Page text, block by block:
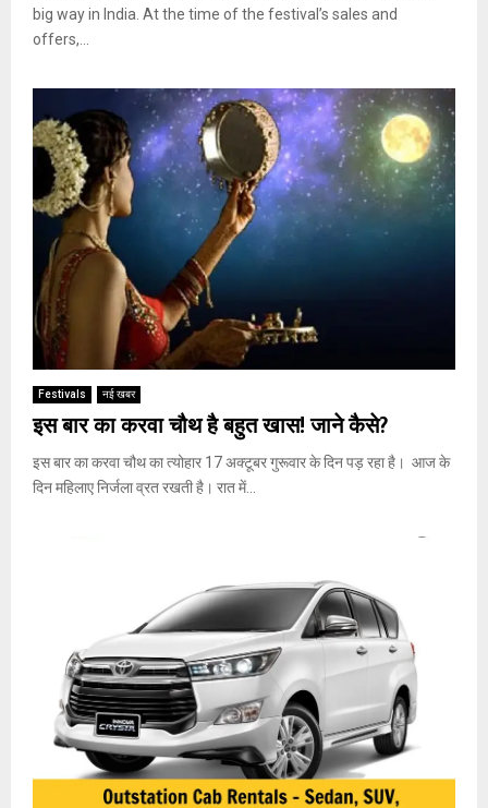
big way in India. At the time of the festival’s sales and
offers,...
Festivals नई खबर
इस बार का करवा चौथ है बहुत खास! जाने कैसे?
इस बार का करवा चौथ का त्योहार 17 अक्टूबर गुरूवार के दिन पड़ रहा है। आज के
दिन महिलाए निर्जला व्रत रखती है। रात में...